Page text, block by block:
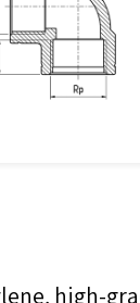
high-